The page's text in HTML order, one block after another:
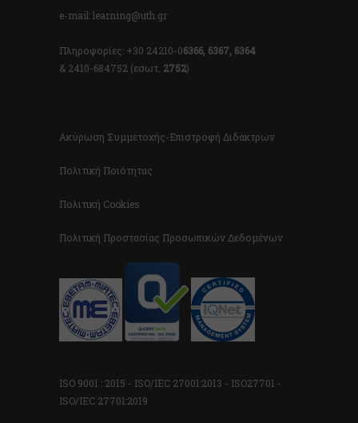
e-mail: learning@uth.gr
Πληροφορίες: +30 24210-06366, 6367, 6364
& 2410-684752 (εσωτ. 2752)
Ακύρωση Συμμετοχής-Επιστροφή Διδάκτρων
Πολιτική Ποιότητας
Πολιτική Cookies
Πολιτική Προστασίας Προσωπικών Δεδομένων
ISO 9001 : 2015 - ISO/IEC 27001:2013 - ISO27701 -
ISO/IEC 27701:2019